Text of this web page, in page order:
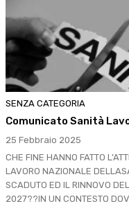
SENZA CATEGORIA
Comunicato Sanità
25 Febbraio 2025
CHE FINE HANNO FATTO
LAVORO NAZIONALE
SCADUTO ED IL RINNOVO
2027??IN UN CONTESTO